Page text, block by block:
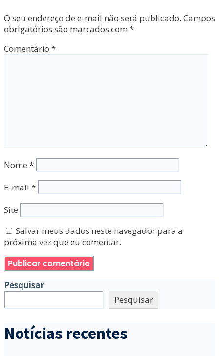
O seu endereço de e-mail não será publicado. Campos
obrigatórios são marcados com *
Comentário *
Nome *
E-mail *
Site
Salvar meus dados neste navegador para a
próxima vez que eu comentar.
Pesquisar
Pesquisar
Notícias recentes